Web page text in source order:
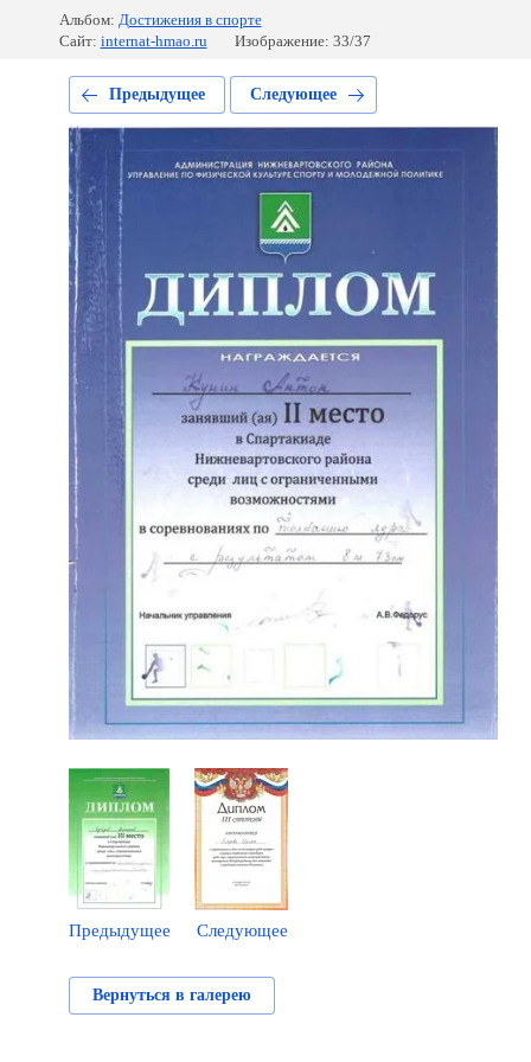
Альбом: Достижения в спорте
Сайт: internat-hmao.ru Изображение: 33/37
Предыдущее Следующее
Предыдущее Следующее
Вернуться в галерею